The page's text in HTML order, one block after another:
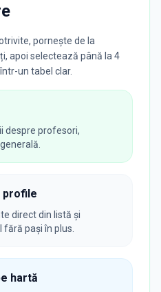
pornește de la
apoi selectează până la 4
un tabel clar.
despre profesori,
profile
direct din listă și
pași în plus.
hartă